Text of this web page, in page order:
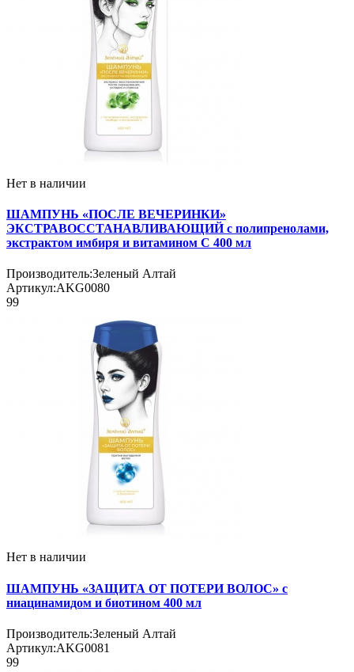
Нет в наличии
ШАМПУНЬ «ПОСЛЕ ВЕЧЕРИНКИ»
ЭКСТРАВОССТАНАВЛИВАЮЩИЙ с полипренолами,
экстрактом имбиря и витамином C 400 мл
Производитель:Зеленый Алтай
Артикул:AKG0080
99
Нет в наличии
ШАМПУНЬ «ЗАЩИТА ОТ ПОТЕРИ ВОЛОС» с
ниацинамидом и биотином 400 мл
Производитель:Зеленый Алтай
Артикул:AKG0081
99